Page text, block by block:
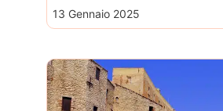
13 Gennaio 2025